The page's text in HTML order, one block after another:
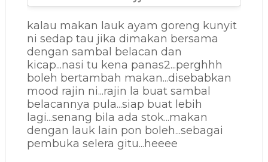
kalau makan lauk ayam goreng kunyit
ni sedap tau jika dimakan bersama
dengan sambal belacan dan
kicap...nasi tu kena panas2...perghhh
boleh bertambah makan...disebabkan
mood rajin ni...rajin la buat sambal
belacannya pula...siap buat lebih
lagi...senang bila ada stok...makan
dengan lauk lain pon boleh...sebagai
pembuka selera gitu...heeee